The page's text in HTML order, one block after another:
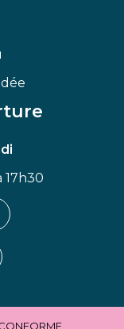
17h30